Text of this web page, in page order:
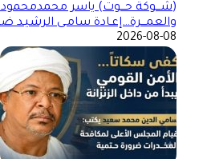
(شـــوكة حـــوت) ياسر محمدمحمود
والعمـــرة…إعـادة سامـى الرشيـد
2026-08-08